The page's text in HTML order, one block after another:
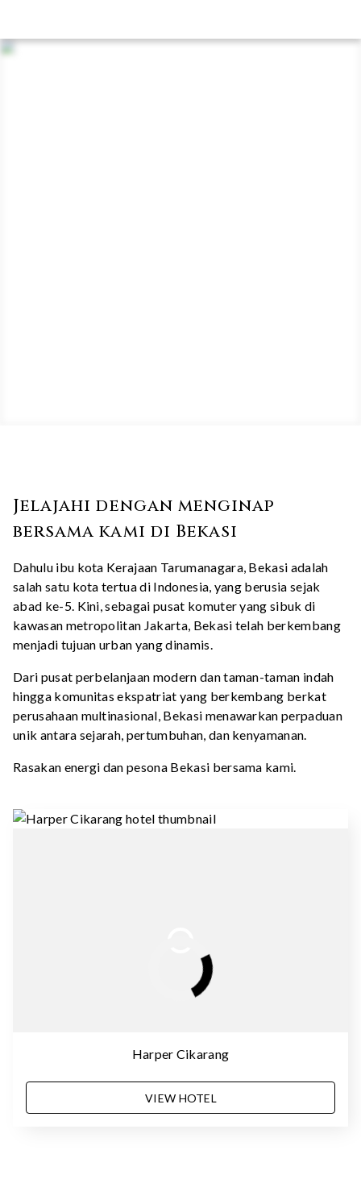
Jelajahi dengan menginap
bersama kami di Bekasi
Dahulu ibu kota Kerajaan Tarumanagara, Bekasi adalah
salah satu kota tertua di Indonesia, yang berusia sejak
abad ke-5. Kini, sebagai pusat komuter yang sibuk di
kawasan metropolitan Jakarta, Bekasi telah berkembang
menjadi tujuan urban yang dinamis.
Dari pusat perbelanjaan modern dan taman-taman indah
hingga komunitas ekspatriat yang berkembang berkat
perusahaan multinasional, Bekasi menawarkan perpaduan
unik antara sejarah, pertumbuhan, dan kenyamanan.
Rasakan energi dan pesona Bekasi bersama kami.
Harper Cikarang
VIEW HOTEL